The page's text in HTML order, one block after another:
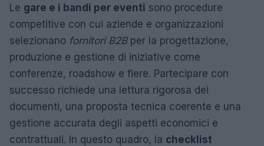
Le gare e i bandi per eventi sono procedure
competitive con cui aziende e organizzazioni
selezionano fornitori B2Bper la progettazione,
produzione e gestione di iniziative come
conferenze, roadshow e fiere. Partecipare con
successo richiede una lettura rigorosa dei
documenti, una proposta tecnica coerente e una
gestione accurata degli aspetti economici e
contrattuali. In questo quadro, la checklist